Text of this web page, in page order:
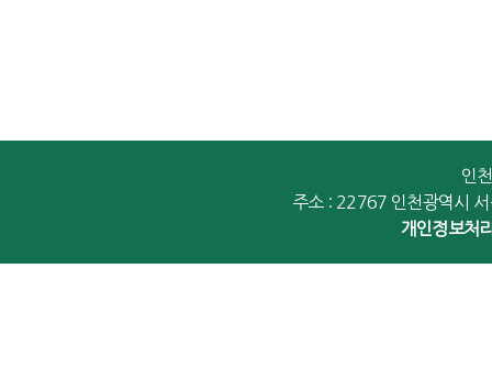
인
주소 : 22767 인천광역시
개인정보처